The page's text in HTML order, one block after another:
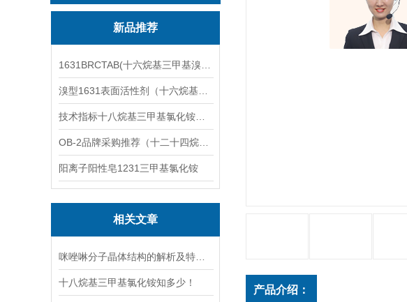
新品推荐
阳离子阳性皂1231三甲基氯化铵
相关文章
十八烷基三甲基氯化铵知多少！
产品介绍：